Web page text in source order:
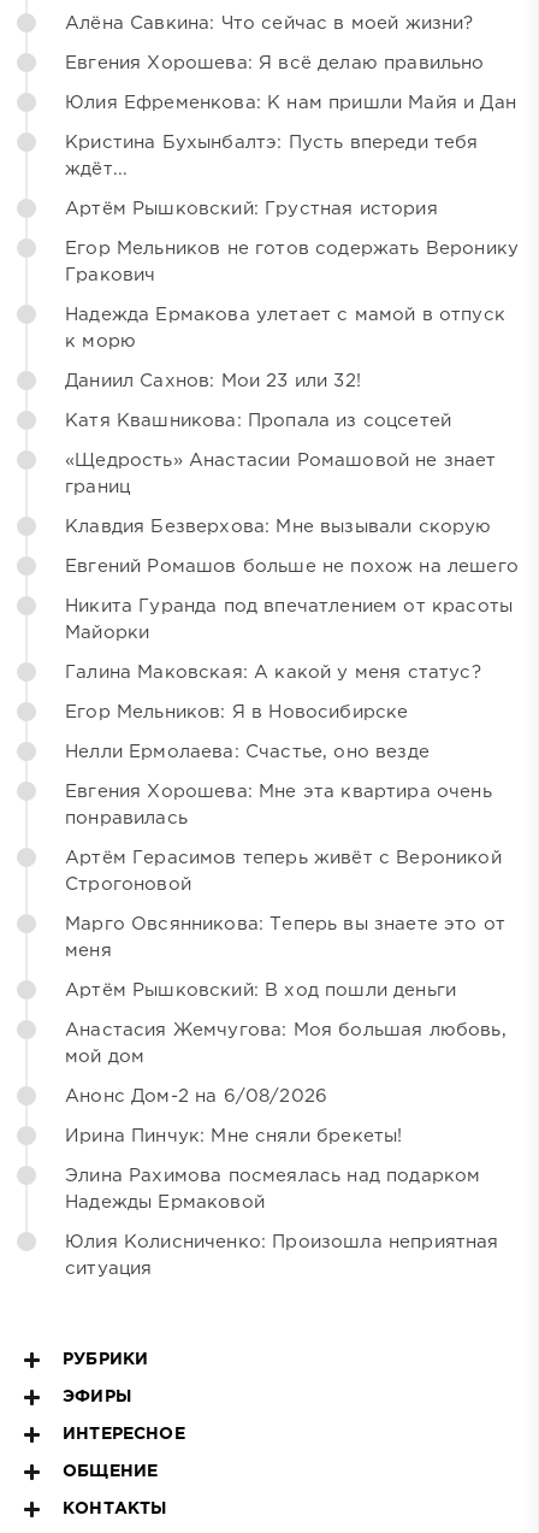
Алёна Савкина: Что сейчас в моей жизни?
Евгения Хорошева: Я всё делаю правильно
Юлия Ефременкова: К нам пришли Майя и Дан
Кристина Бухынбалтэ: Пусть впереди тебя
ждёт...
Артём Рышковский: Грустная история
Егор Мельников не готов содержать Веронику
Гракович
Надежда Ермакова улетает с мамой в отпуск
к морю
Даниил Сахнов: Мои 23 или 32!
Катя Квашникова: Пропала из соцсетей
«Щедрость» Анастасии Ромашовой не знает
границ
Клавдия Безверхова: Мне вызывали скорую
Евгений Ромашов больше не похож на лешего
Никита Гуранда под впечатлением от красоты
Майорки
Галина Маковская: А какой у меня статус?
Егор Мельников: Я в Новосибирске
Нелли Ермолаева: Счастье, оно везде
Евгения Хорошева: Мне эта квартира очень
понравилась
Артём Герасимов теперь живёт с Вероникой
Строгоновой
Марго Овсянникова: Теперь вы знаете это от
меня
Артём Рышковский: В ход пошли деньги
Анастасия Жемчугова: Моя большая любовь,
мой дом
Анонс Дом-2 на 6/08/2026
Ирина Пинчук: Мне сняли брекеты!
Элина Рахимова посмеялась над подарком
Надежды Ермаковой
Юлия Колисниченко: Произошла неприятная
ситуация
РУБРИКИ
ЭФИРЫ
ИНТЕРЕСНОЕ
ОБЩЕНИЕ
КОНТАКТЫ